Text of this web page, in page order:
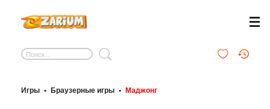
Игры • Браузерные игры • Маджонг